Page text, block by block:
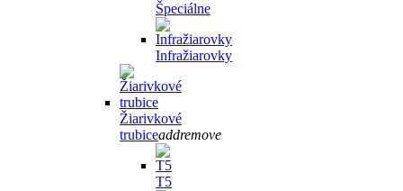
Špeciálne
Infražiarovky
Žiarivkové
trubiceaddremove
T5